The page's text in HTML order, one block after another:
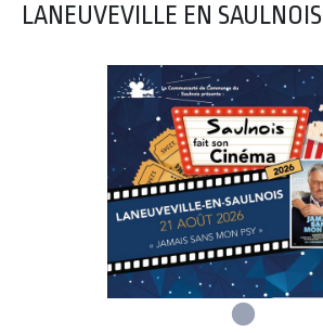
LANEUVEVILLE EN SAULNOIS